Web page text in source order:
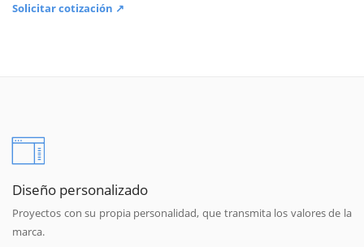
Solicitar cotización ↗
Diseño personalizado
Proyectos con su propia personalidad, que transmita los valores de la
marca.